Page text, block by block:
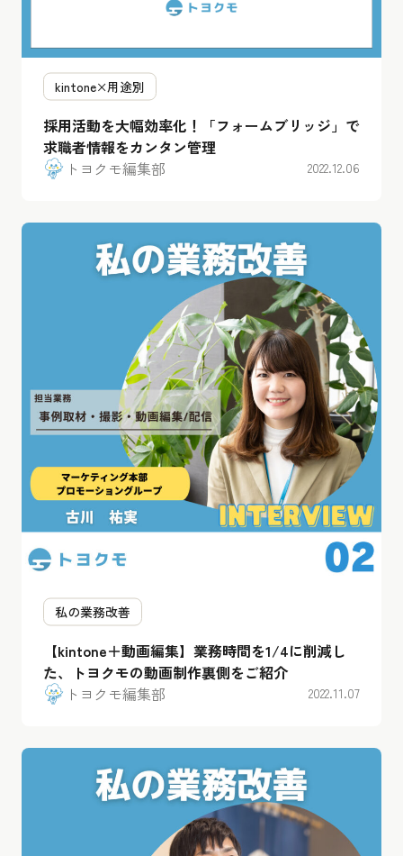
kintone×用途別
採用活動を大幅効率化！「フォームブリッジ」で
求職者情報をカンタン管理
トヨクモ編集部
2022.12.06
私の業務改善
【kintone＋動画編集】業務時間を1/4に削減し
た、トヨクモの動画制作裏側をご紹介
トヨクモ編集部
2022.11.07